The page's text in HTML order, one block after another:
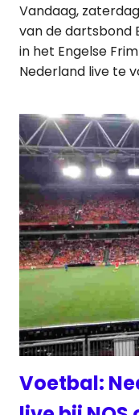
Vandaag,
van de dartsbond
in het Engelse
Nederland live te
Voetbal: